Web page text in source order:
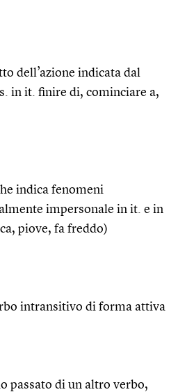
dell’azione indicata dal
in it. finire di, cominciare a,
indica fenomeni
impersonale in it. e in
piove, fa freddo)
intransitivo di forma attiva
passato di un altro verbo,